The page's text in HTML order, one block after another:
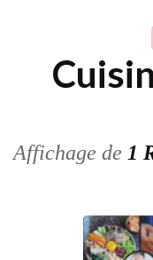
Affichage de 1